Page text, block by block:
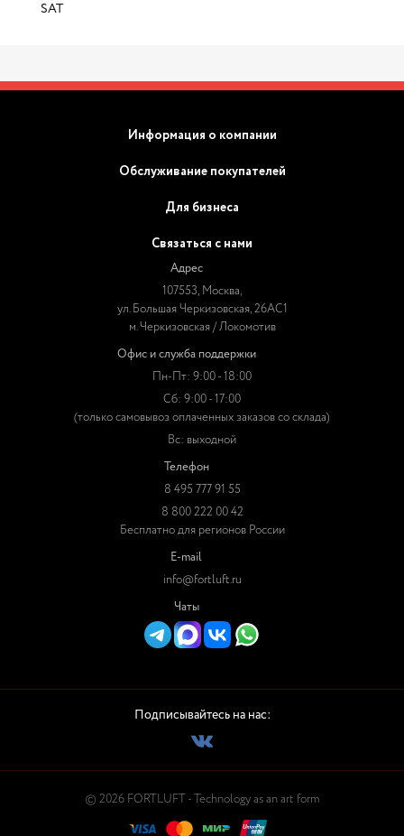
SAT
Информация о компании
Обслуживание покупателей
Для бизнеса
Связаться с нами
Адрес
107553, Москва,
ул. Большая Черкизовская, 26АС1
м. Черкизовская / Локомотив
Офис и служба поддержки
Пн-Пт: 9:00 - 18:00
Сб: 9:00 - 17:00
(только самовывоз оплаченных заказов со склада)
Вс: выходной
Телефон
8 495 777 91 55
8 800 222 00 42
Бесплатно для регионов России
E-mail
info@fortluft.ru
Чаты
Подписывайтесь на нас:
© 2026 FORTLUFT - Technology as an art form